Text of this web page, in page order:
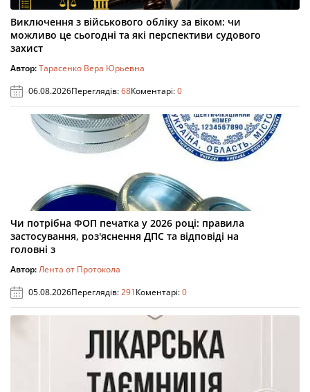
Виключення з військового обліку за віком: чи
можливо це сьогодні та які перспективи судового
захист
Автор:Тарасенко Вера Юрьевна
06.08.2026Переглядів:68Коментарі:0
Чи потрібна ФОП печатка у 2026 році: правила
застосування, роз'яснення ДПС та відповіді на
головні з
Автор:Лента от Протокола
05.08.2026Переглядів:291Коментарі:0